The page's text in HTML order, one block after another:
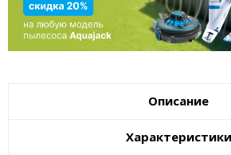
Описание
Характеристики